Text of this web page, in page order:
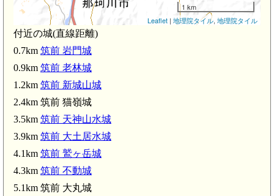
筑前 猫嶺城(2.4km)
1 km
Leaflet | 地理院タイル, 地理院タイル
付近の城(直線距離)
0.7km 筑前 岩門城
0.9km 筑前 老林城
1.2km 筑前 新城山城
2.4km 筑前 猫嶺城
3.5km 筑前 天神山水城
3.9km 筑前 大土居水城
4.1km 筑前 鷲ヶ岳城
4.3km 筑前 不動城
5.1km 筑前 大丸城